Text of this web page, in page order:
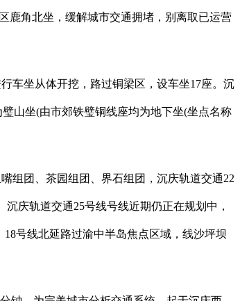
鹿角北坐，缓解城市交通拥堵，别离取已运营
车坐从体开挖，路过铜梁区，设车坐17座。沉
山坐(由市郊铁璧铜线座均为地下坐(坐点名称
团、茶园组团、界石组团，沉庆轨道交通22
庆轨道交通25号线号线近期仍正在规划中，
号线北延路过渝中半岛焦点区域，线沙坪坝